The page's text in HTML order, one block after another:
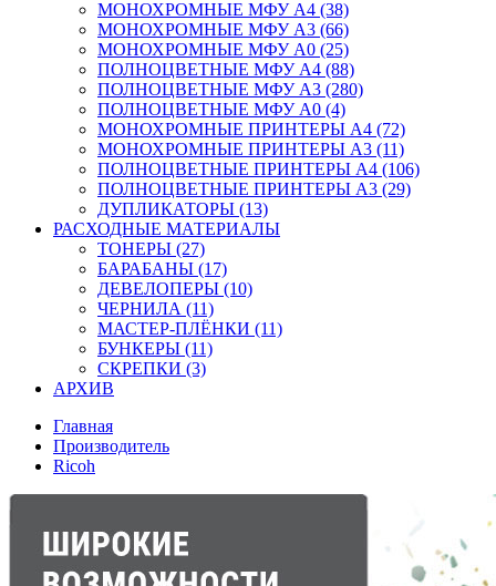
МОНОХРОМНЫЕ МФУ А4 (38)
МОНОХРОМНЫЕ МФУ А3 (66)
МОНОХРОМНЫЕ МФУ А0 (25)
ПОЛНОЦВЕТНЫЕ МФУ А4 (88)
ПОЛНОЦВЕТНЫЕ МФУ А3 (280)
ПОЛНОЦВЕТНЫЕ МФУ А0 (4)
МОНОХРОМНЫЕ ПРИНТЕРЫ А4 (72)
МОНОХРОМНЫЕ ПРИНТЕРЫ А3 (11)
ПОЛНОЦВЕТНЫЕ ПРИНТЕРЫ А4 (106)
ПОЛНОЦВЕТНЫЕ ПРИНТЕРЫ А3 (29)
ДУПЛИКАТОРЫ (13)
РАСХОДНЫЕ МАТЕРИАЛЫ
ТОНЕРЫ (27)
БАРАБАНЫ (17)
ДЕВЕЛОПЕРЫ (10)
ЧЕРНИЛА (11)
МАСТЕР-ПЛЁНКИ (11)
БУНКЕРЫ (11)
СКРЕПКИ (3)
АРХИВ
Главная
Производитель
Ricoh